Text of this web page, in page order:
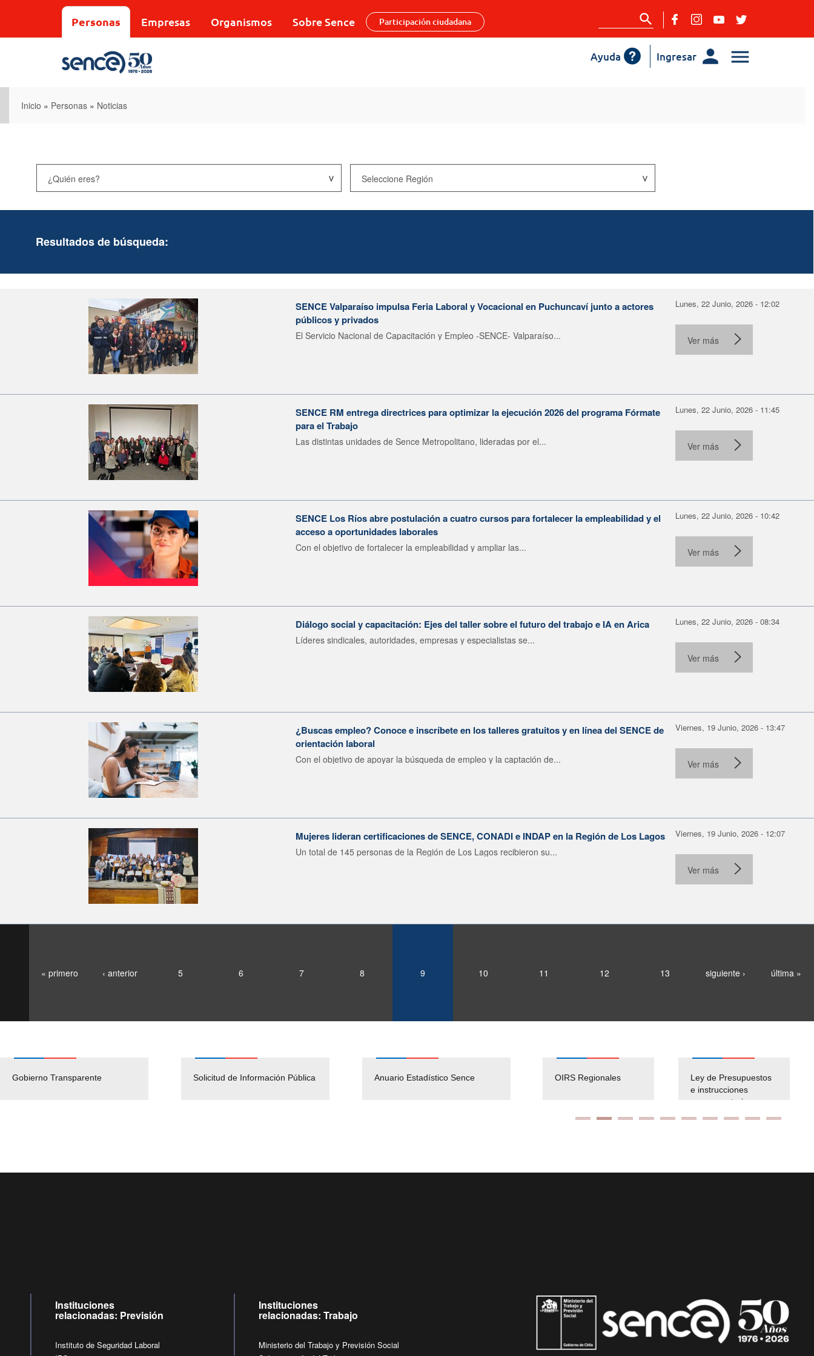
Personas Empresas Organismos Sobre Sence Participación ciudadana
Ingresar
Ayuda
Inicio » Personas » Noticias
Resultados de búsqueda:
SENCE Valparaíso impulsa Feria Laboral y Vocacional en Puchuncaví junto a actores
públicos y privados
El Servicio Nacional de Capacitación y Empleo -SENCE- Valparaíso...
Lunes, 22 Junio, 2026 - 12:02
Ver más
SENCE RM entrega directrices para optimizar la ejecución 2026 del programa Fórmate
para el Trabajo
Las distintas unidades de Sence Metropolitano, lideradas por el...
Lunes, 22 Junio, 2026 - 11:45
Ver más
SENCE Los Ríos abre postulación a cuatro cursos para fortalecer la empleabilidad y el
acceso a oportunidades laborales
Con el objetivo de fortalecer la empleabilidad y ampliar las...
Lunes, 22 Junio, 2026 - 10:42
Ver más
Diálogo social y capacitación: Ejes del taller sobre el futuro del trabajo e IA en Arica
Líderes sindicales, autoridades, empresas y especialistas se...
Lunes, 22 Junio, 2026 - 08:34
Ver más
¿Buscas empleo? Conoce e inscríbete en los talleres gratuitos y en línea del SENCE de
orientación laboral
Con el objetivo de apoyar la búsqueda de empleo y la captación de...
Viernes, 19 Junio, 2026 - 13:47
Ver más
Mujeres lideran certificaciones de SENCE, CONADI e INDAP en la Región de Los Lagos
Un total de 145 personas de la Región de Los Lagos recibieron su...
Viernes, 19 Junio, 2026 - 12:07
Ver más
« primero ‹ anterior 5 6 7 8 9 10 11 12 13 siguiente › última »
Gobierno Transparente Solicitud de Información Pública Anuario Estadístico Sence
Pago Proveedores
Empleos Públicos
Solicitud Audiencias y
OIRS Regionales
Ley de Presupuestos
e instrucciones
presuspuetarias
Instituciones
relacionadas: Previsión
Instituto de Seguridad Laboral
Instituciones
relacionadas: Trabajo
Ministerio del Trabajo y Previsión Social